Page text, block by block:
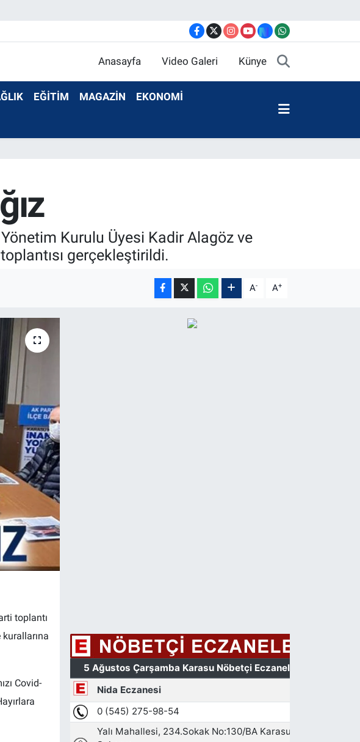
Anasayfa Video Galeri Künye
EĞİTİM MAGAZİN EKONOMİ
Kurulu Üyesi Kadir Alagöz ve
gerçekleştirildi.
A- A+
toplantı
Covid-